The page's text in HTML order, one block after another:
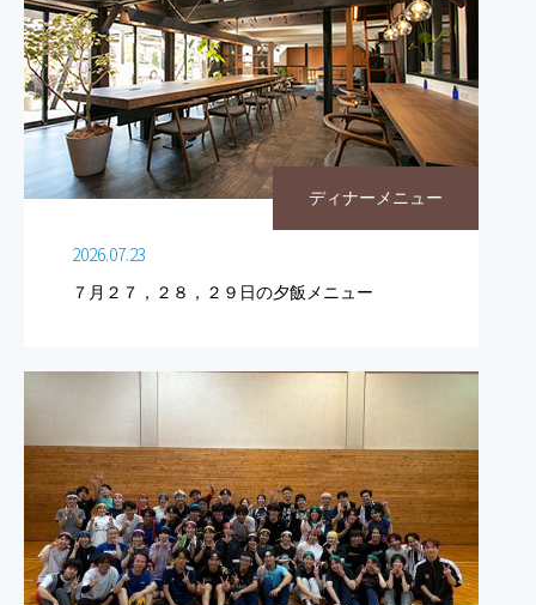
ディナーメニュー
2026.07.23
７月２７，２８，２９日の夕飯メニュー